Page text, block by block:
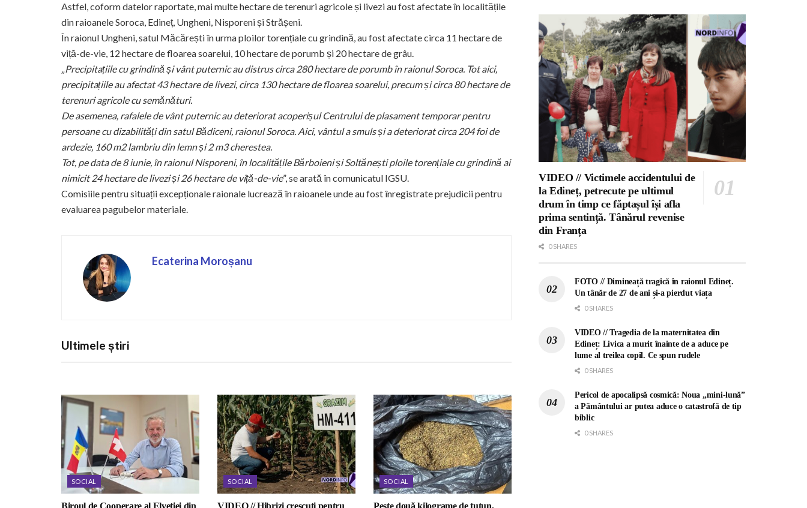
Astfel, coform datelor raportate, mai multe hectare de terenuri agricole și livezi au fost afectate în localitățile
din raioanele Soroca, Edineț, Ungheni, Nisporeni și Strășeni.
În raionul Ungheni, satul Măcărești în urma ploilor torențiale cu grindină, au fost afectate circa 11 hectare de
viță-de-vie, 12 hectare de floarea soarelui, 10 hectare de porumb și 20 hectare de grâu.
„Precipitațiile cu grindină și vânt puternic au distrus circa 280 hectare de porumb în raionul Soroca. Tot aici,
precipitațiile au afectat 43 hectare de livezi, circa 130 hectare de floarea soarelui, precum și circa 80 hectare de
terenuri agricole cu semănături.
De asemenea, rafalele de vânt puternic au deteriorat acoperișul Centrului de plasament temporar pentru
persoane cu dizabilități din satul Bădiceni, raionul Soroca. Aici, vântul a smuls și a deteriorat circa 204 foi de
ardezie, 160 m2 lambriu din lemn și 2 m3 cherestea.
Tot, pe data de 8 iunie, în raionul Nisporeni, în localitățile Bărboieni și Soltănești ploile torențiale cu grindină ai
nimicit 24 hectare de livezi și 26 hectare de viță-de-vie”, se arată în comunicatul IGSU.
Comisiile pentru situații excepționale raionale lucrează în raioanele unde au fost înregistrate prejudicii pentru
evaluarea pagubelor materiale.
Ecaterina Moroșanu
Ultimele știri
SOCIAL
Biroul de Cooperare al Elveției din
SOCIAL
VIDEO // Hibrizi crescuți pentru
SOCIAL
Peste două kilograme de tutun,
VIDEO // Victimele accidentului de
la Edineț, petrecute pe ultimul
drum în timp ce făptașul își afla
prima sentință. Tânărul revenise
din Franța
0 SHARES
FOTO // Dimineață tragică în raionul Edineț.
Un tânăr de 27 de ani și-a pierdut viața
0 SHARES
VIDEO // Tragedia de la maternitatea din
Edineț: Livica a murit înainte de a aduce pe
lume al treilea copil. Ce spun rudele
0 SHARES
Pericol de apocalipsă cosmică: Noua „mini-lună”
a Pământului ar putea aduce o catastrofă de tip
biblic
0 SHARES